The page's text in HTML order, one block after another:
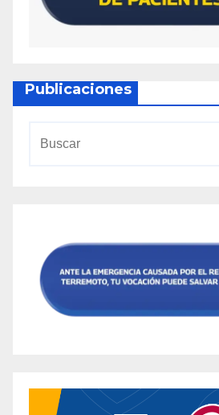
Publicaciones